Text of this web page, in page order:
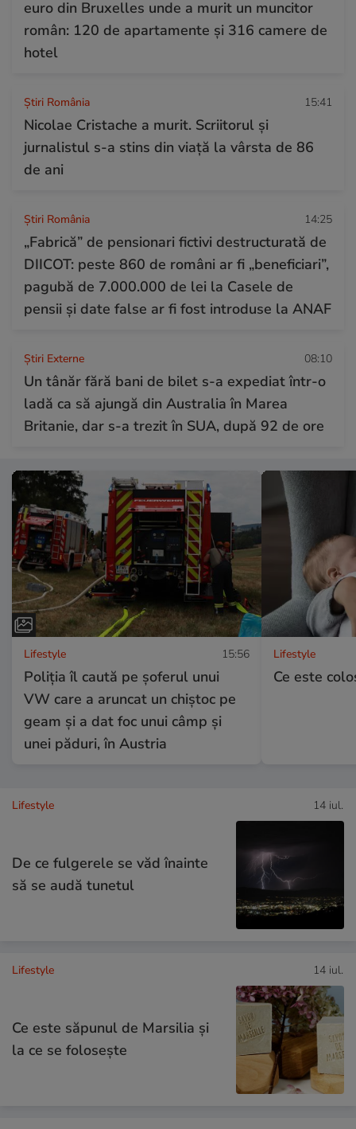
euro din Bruxelles unde a murit un muncitor
român: 120 de apartamente și 316 camere de
hotel
Știri România 15:41
Nicolae Cristache a murit. Scriitorul și
jurnalistul s-a stins din viață la vârsta de 86
de ani
Știri România 14:25
„Fabrică” de pensionari fictivi destructurată de
DIICOT: peste 860 de români ar fi „beneficiari”,
pagubă de 7.000.000 de lei la Casele de
pensii și date false ar fi fost introduse la ANAF
Știri Externe 08:10
Un tânăr fără bani de bilet s-a expediat într-o
ladă ca să ajungă din Australia în Marea
Britanie, dar s-a trezit în SUA, după 92 de ore
Lifestyle 15:56
Poliția îl caută pe șoferul unui
VW care a aruncat un chiștoc pe
geam și a dat foc unui câmp și
unei păduri, în Austria
Lifestyle
Ce este
Lifestyle 14 iul.
De ce fulgerele se văd înainte
să se audă tunetul
Lifestyle 14 iul.
Ce este săpunul de Marsilia și
la ce se folosește